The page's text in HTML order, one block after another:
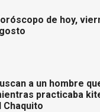
de hoy,
a un hombre
practicaba
Chaquito